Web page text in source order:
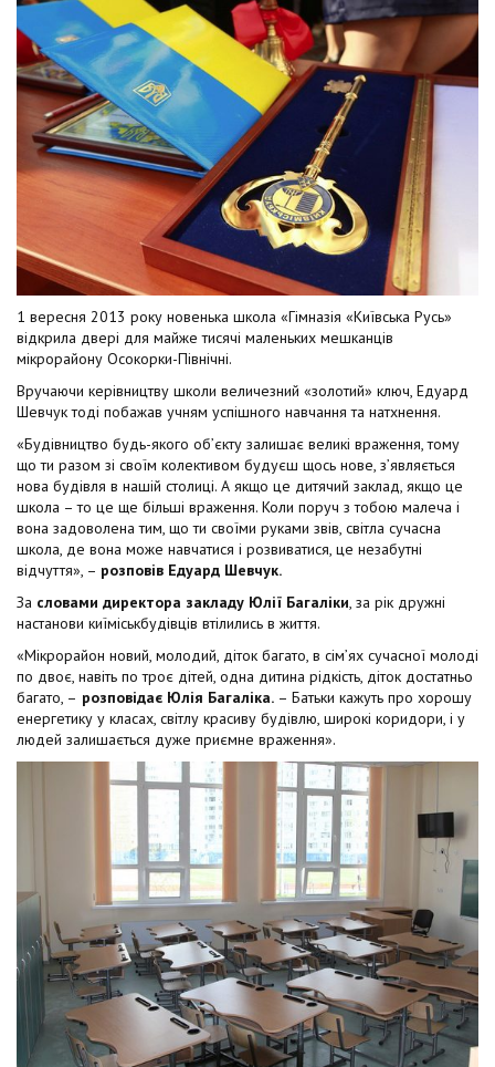
1 вересня 2013 року новенька школа «Гімназія «Київська Русь»
відкрила двері для майже тисячі маленьких мешканців
мікрорайону Осокорки-Північні.
Вручаючи керівництву школи величезний «золотий» ключ, Едуард
Шевчук тоді побажав учням успішного навчання та натхнення.
«Будівництво будь-якого об’єкту залишає великі враження, тому
що ти разом зі своїм колективом будуєш щось нове, з’являється
нова будівля в нашій столиці. А якщо це дитячий заклад, якщо це
школа – то це ще більші враження. Коли поруч з тобою малеча і
вона задоволена тим, що ти своїми руками звів, світла сучасна
школа, де вона може навчатися і розвиватися, це незабутні
відчуття», – розповів Едуард Шевчук.
За словами директора закладу Юлії Багаліки, за рік дружні
настанови киїміськбудівців втілились в життя.
«Мікрорайон новий, молодий, діток багато, в сім’ях сучасної молоді
по двоє, навіть по троє дітей, одна дитина рідкість, діток достатньо
багато, – розповідає Юлія Багаліка. – Батьки кажуть про хорошу
енергетику у класах, світлу красиву будівлю, широкі коридори, і у
людей залишається дуже приємне враження».